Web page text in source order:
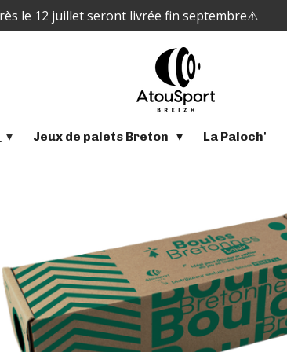
le 12 juillet seront livrée fin septembre⚠️
Jeux de palets Breton La Paloch'